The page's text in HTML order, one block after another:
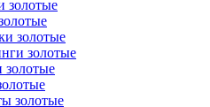
золотые
золотые
золотые
золотые